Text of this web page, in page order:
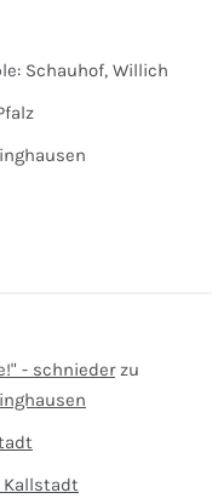
Schauhof, Willich
- schniederzu
Kallstadt